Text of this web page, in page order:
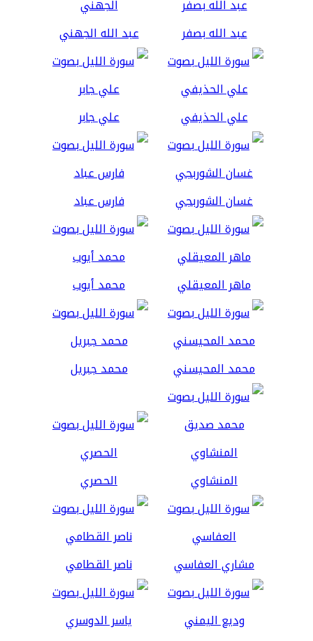
عبد الله بصفر عبد الله الجهني
علي الحذيفي علي جابر
غسان الشوربجي فارس عباد
ماهر المعيقلي محمد أيوب
محمد المحيسني محمد جبريل
المنشاوي الحصري
مشاري العفاسي ناصر القطامي